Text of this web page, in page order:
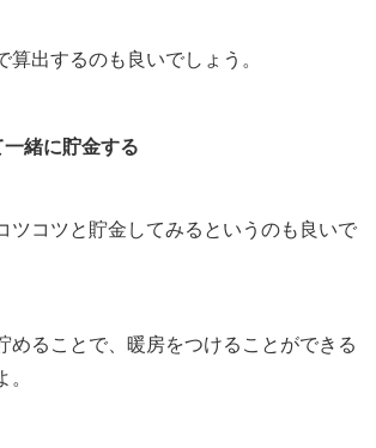
算出するのも良いでしょう。
緒に貯金する
ツコツと貯金してみるというのも良いで
めることで、暖房をつけることができる